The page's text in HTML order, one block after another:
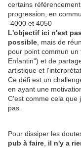
certains
progression, en
-4000 et 4050
L'objectif ici n'est
possible , mais de
pour point commun
Enfantin") et de
artistique et
Ce défi est un
en ayant une
C'est comme cela que
pas
Pour dissiper les
pub à faire il n'y a